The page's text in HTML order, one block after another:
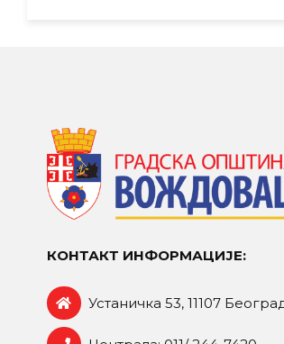
КОНТАКТ ИНФОРМАЦИЈЕ:
Устаничка 53, 11107